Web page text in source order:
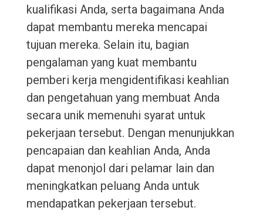
kualifikasi Anda, serta bagaimana Anda
dapat membantu mereka mencapai
tujuan mereka. Selain itu, bagian
pengalaman yang kuat membantu
pemberi kerja mengidentifikasi keahlian
dan pengetahuan yang membuat Anda
secara unik memenuhi syarat untuk
pekerjaan tersebut. Dengan menunjukkan
pencapaian dan keahlian Anda, Anda
dapat menonjol dari pelamar lain dan
meningkatkan peluang Anda untuk
mendapatkan pekerjaan tersebut.